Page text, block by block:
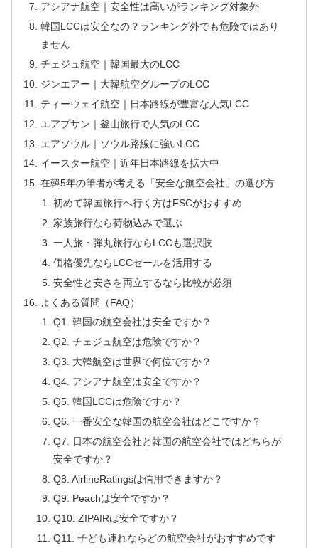
アシアナ航空｜安全性は高いがランキング対象外
韓国LCCは安全なの？ランキング外でも危険ではあり
ません
チェジュ航空｜韓国最大のLCC
ジンエアー｜大韓航空グループのLCC
ティーウェイ航空｜日本路線が豊富な人気LCC
エアプサン｜釜山旅行で人気のLCC
エアソウル｜ソウル路線に強いLCC
イースター航空｜近年日本路線を拡大中
在韓5年の筆者が考える「安全な航空会社」の選び方
初めて韓国旅行へ行く方はFSCがおすすめ
家族旅行なら荷物込みで選ぶ
一人旅・弾丸旅行ならLCCも選択肢
価格優先ならLCCセールを活用する
安全性と安さを両立するなら比較が必須
よくある質問（FAQ）
Q1. 韓国の航空会社は安全ですか？
Q2. チェジュ航空は危険ですか？
Q3. 大韓航空は世界で何位ですか？
Q4. アシアナ航空は安全ですか？
Q5. 韓国LCCは危険ですか？
Q6. 一番安全な韓国の航空会社はどこですか？
Q7. 日本の航空会社と韓国の航空会社ではどちらが
安全ですか？
Q8. AirlineRatingsは信用できますか？
Q9. Peachは安全ですか？
Q10. ZIPAIRは安全ですか？
Q11. 子ども連れならどの航空会社がおすすめです